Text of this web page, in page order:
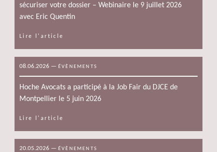
sécuriser votre dossier – Webinaire le 9 juillet 2026
avec Eric Quentin
Lire l'article
08.06.2026 — ÉVÈNEMENTS
Hoche Avocats a participé à la Job Fair du DJCE de
Montpellier le 5 juin 2026
Lire l'article
20.05.2026 — ÉVÈNEMENTS